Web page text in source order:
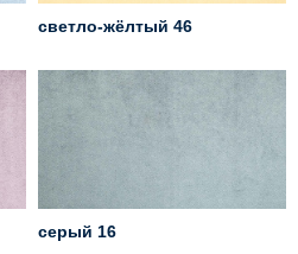
светло-жёлтый 46
серый 16